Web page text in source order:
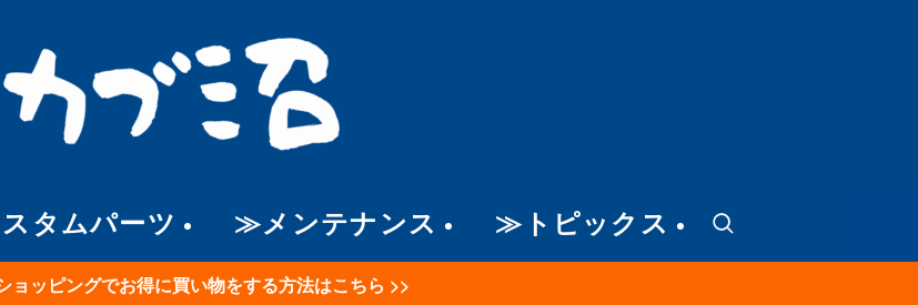
タムパーツ ≫メンテナンス ≫トピックス
ョッピングでお得に買い物をする方法はこちら >>